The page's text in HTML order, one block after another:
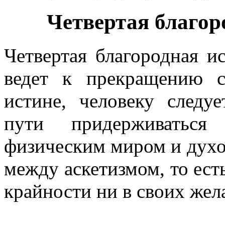
Четвертая
Четвертая благородная
ведет к прекращению
истине, человеку
пути
физическим миром и
между аскетизмом, то
крайности ни в своих